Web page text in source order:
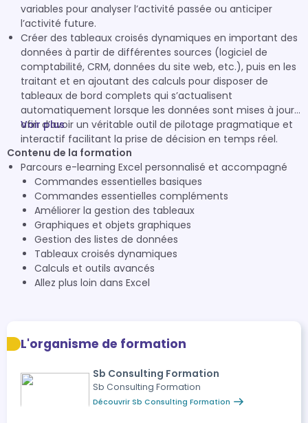
variables pour analyser l’activité passée ou anticiper
l’activité future.
Créer des tableaux croisés dynamiques en important des
données à partir de différentes sources (logiciel de
comptabilité, CRM, données du site web, etc.), puis en les
traitant et en ajoutant des calculs pour disposer de
tableaux de bord complets qui s’actualisent
automatiquement lorsque les données sont mises à jour
afin d’avoir un véritable outil de pilotage pragmatique et
interactif facilitant la prise de décision en temps réel.
Voir plus
Contenu de la formation
Parcours e-learning Excel personnalisé et accompagné
Commandes essentielles basiques
Commandes essentielles compléments
Améliorer la gestion des tableaux
Graphiques et objets graphiques
Gestion des listes de données
Tableaux croisés dynamiques
Calculs et outils avancés
Allez plus loin dans Excel
L'organisme de formation
Sb Consulting Formation
Sb Consulting Formation
Découvrir Sb Consulting Formation